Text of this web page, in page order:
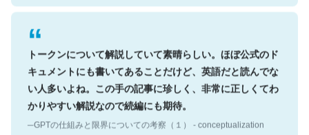
トークンについて解説していて素晴らしい。ほぼ公式のド
キュメントにも書いてあることだけど、英語だと読んでな
い人多いよね。この手の記事に珍しく、非常に正しくてわ
かりやすい解説なので続編にも期待。
─GPTの仕組みと限界についての考察（１） - conceptualization